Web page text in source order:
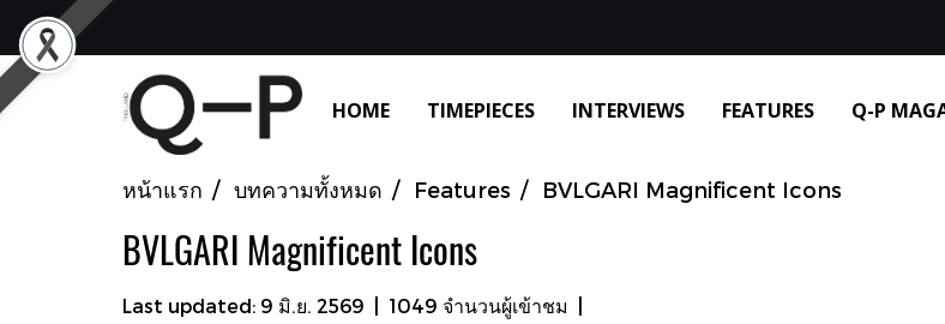
HOME TIMEPIECES INTERVIEWS FEATURES Q-P
หน้าแรก บทความทั้งหมด Features BVLGARI Magnificent Icons
BVLGARI Magnificent Icons
Last updated: 9 มิ.ย. 2569 1049 จำนวนผู้เข้าชม